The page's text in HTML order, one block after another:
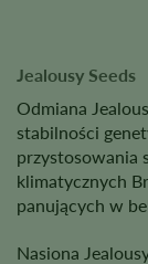
Jealousy Seeds
Odmiana
stabilności
przystosowania
klimatycznych
panujących w
Nasiona